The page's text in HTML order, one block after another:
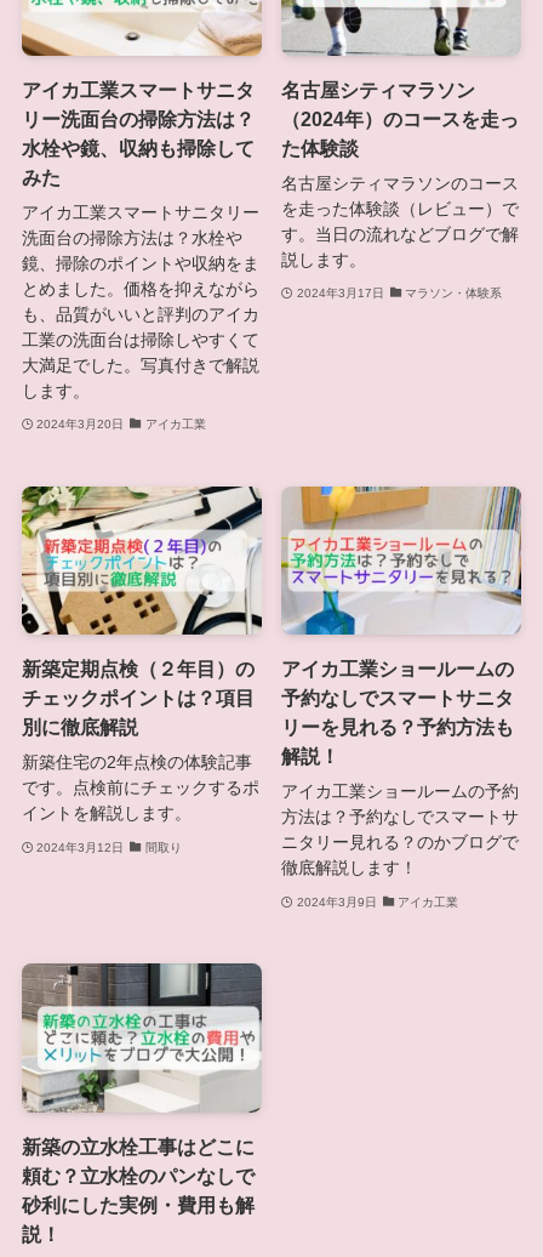
アイカ工業スマートサニタ
リー洗面台の掃除方法は？
水栓や鏡、収納も掃除して
みた
アイカ工業スマートサニタリー
洗面台の掃除方法は？水栓や
鏡、掃除のポイントや収納をま
とめました。価格を抑えながら
も、品質がいいと評判のアイカ
工業の洗面台は掃除しやすくて
大満足でした。写真付きで解説
します。
2024年3月20日 アイカ工業
名古屋シティマラソン
（2024年）のコースを走っ
た体験談
名古屋シティマラソンのコース
を走った体験談（レビュー）で
す。当日の流れなどブログで解
説します。
2024年3月17日 マラソン・体験系
新築定期点検（２年目）の
チェックポイントは？項目
別に徹底解説
新築住宅の2年点検の体験記事
です。点検前にチェックするポ
イントを解説します。
2024年3月12日 間取り
アイカ工業ショールームの
予約なしでスマートサニタ
リーを見れる？予約方法も
解説！
アイカ工業ショールームの予約
方法は？予約なしでスマートサ
ニタリー見れる？のかブログで
徹底解説します！
2024年3月9日 アイカ工業
新築の立水栓工事はどこに
頼む？立水栓のパンなしで
砂利にした実例・費用も解
説！